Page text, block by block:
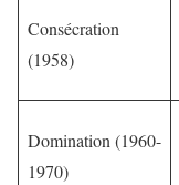
Consécration
(1958)
Domination (1960-
1970)